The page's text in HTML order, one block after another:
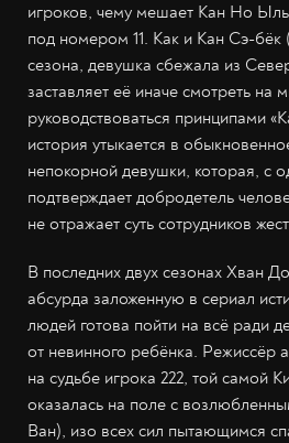
игроков, чему мешает Кан Но
под номером 11. Как и Кан Сэ-
сезона, девушка сбежала из
заставляет её иначе смотреть на
руководствоваться принципами
история утыкается в
непокорной девушки, которая, с
подтверждает добродетель
не отражает суть сотрудников
В последних двух сезонах Хван
абсурда заложенную в сериал
людей готова пойти на всё ради
от невинного ребёнка. Режиссёр
на судьбе игрока 222, той самой
оказалась на поле с
Ван), изо всех сил пытающимся